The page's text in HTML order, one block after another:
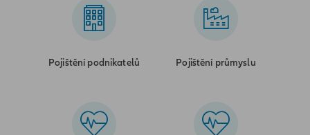
Pojištění podnikatelů Pojištění průmyslu